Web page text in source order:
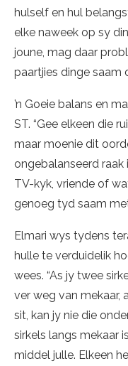
hulself en hul
elke naweek op sy
joune, mag daar
paartjies dinge saam
’n Goeie balans en
ST. “Gee elkeen die
maar moenie dit
ongebalanseerd raak
TV-kyk, vriende of
genoeg tyd saam met
Elmari wys tydens
hulle te verduidelik
wees. “As jy twee
ver weg van mekaar,
sit, kan jy nie die
sirkels langs mekaar
middel julle. Elkeen